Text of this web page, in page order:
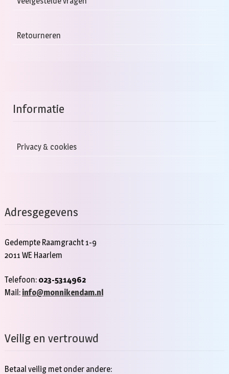
Retourneren
Informatie
Privacy & cookies
Adresgegevens
Gedempte Raamgracht 1-9
2011 WE Haarlem
Telefoon: 023-5314962
Mail: info@monnikendam.nl
Veilig en vertrouwd
Betaal veilig met onder andere: